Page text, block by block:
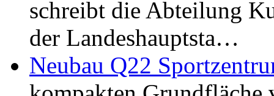
schreibt die Abteilung
der Landeshauptsta…
Neubau Q22